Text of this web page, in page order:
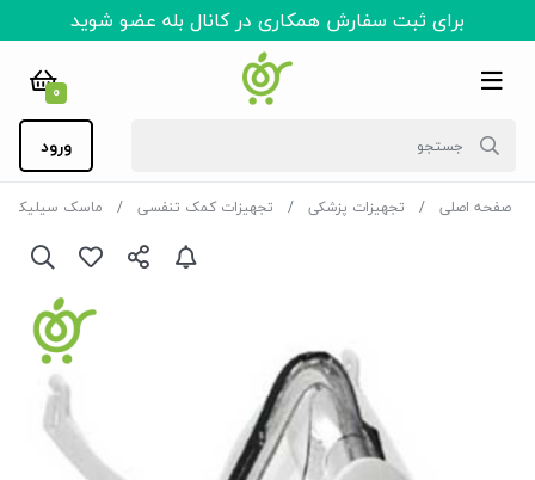
برای ثبت سفارش همکاری در کانال بله عضو شوید
0
ورود
صفحه اصلی تجهیزات پزشکی تجهیزات کمک تنفسی ماسک